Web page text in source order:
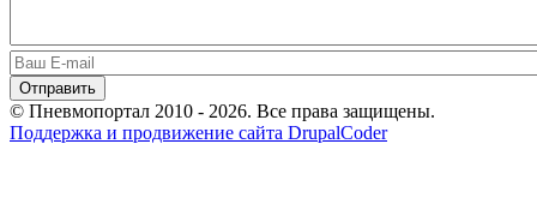
© Пневмопортал 2010 - 2026. Все права защищены.
Поддержка и продвижение сайта DrupalCoder